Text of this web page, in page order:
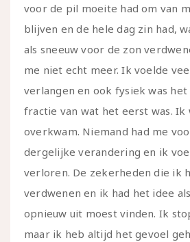
voor de pil moeite had om van
blijven en de hele dag zin had,
als sneeuw voor de zon
me niet echt meer. Ik voelde
verlangen en ook fysiek was het
fractie van wat het eerst was. Ik
overkwam. Niemand had me
dergelijke verandering en ik
verloren. De zekerheden die ik
verdwenen en ik had het idee
opnieuw uit moest vinden. Ik
maar ik heb altijd het gevoel